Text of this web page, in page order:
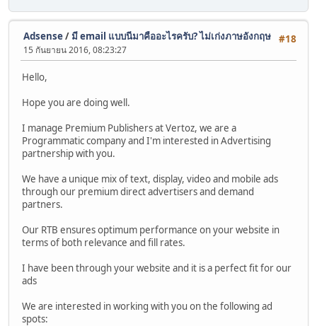
#18
Adsense/ มี email แบบนีมาคืออะไรครับ? ไม่เก่งภาษอังกฤษ
15 กันยายน 2016, 08:23:27
Hello,
Hope you are doing well.
I manage Premium Publishers at Vertoz, we are a
Programmatic company and I'm interested in Advertising
partnership with you.
We have a unique mix of text, display, video and mobile ads
through our premium direct advertisers and demand
partners.
Our RTB ensures optimum performance on your website in
terms of both relevance and fill rates.
I have been through your website and it is a perfect fit for our
ads
We are interested in working with you on the following ad
spots: